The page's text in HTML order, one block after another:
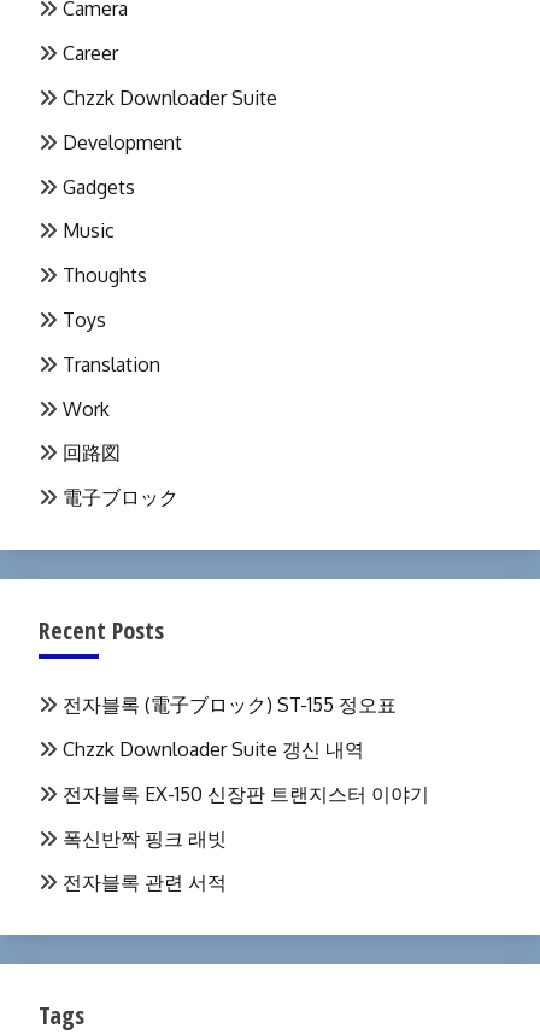
Camera
Career
Chzzk Downloader Suite
Development
Gadgets
Music
Thoughts
Toys
Translation
Work
回路図
電子ブロック
Recent Posts
전자블록 (電子ブロック) ST-155 정오표
Chzzk Downloader Suite 갱신 내역
전자블록 EX-150 신장판 트랜지스터 이야기
폭신반짝 핑크 래빗
전자블록 관련 서적
Tags